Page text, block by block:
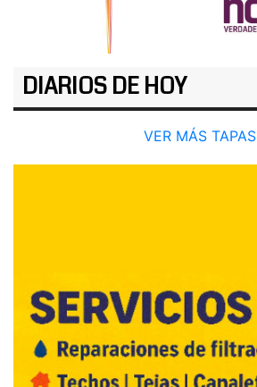
DIARIOS DE HOY
VER MÁS TAPAS